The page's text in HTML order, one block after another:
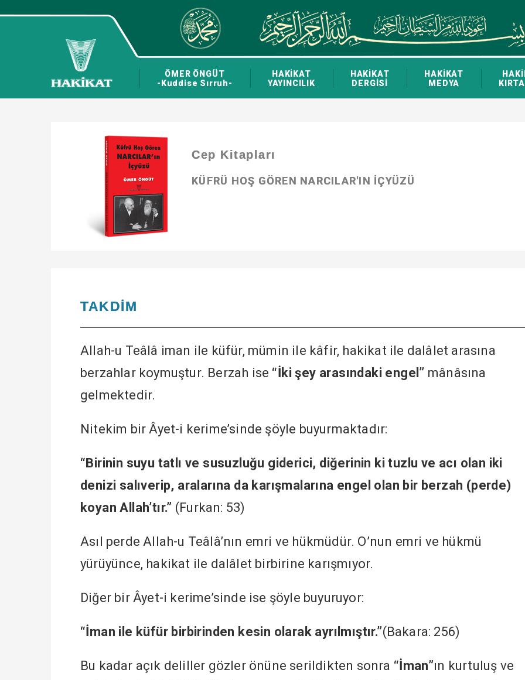
ÖMER ÖNGÜT
-Kuddise Sırruh-
HAKİKAT
YAYINCILIK
HAKİKAT
DERGİSİ
HAKİKAT
MEDYA
Cep Kitapları
KÜFRÜ HOŞ GÖREN NARCILAR'IN İÇYÜZÜ
TAKDİM
Allah-u Teâlâ iman ile küfür, mümin ile kâfir, hakikat ile dalâlet arasına
berzahlar koymuştur. Berzah ise “İki şey arasındaki engel” mânâsına
gelmektedir.
Nitekim bir Âyet-i kerime’sinde şöyle buyurmaktadır:
“Birinin suyu tatlı ve susuzluğu giderici, diğerinin ki tuzlu ve acı olan iki
denizi salıverip, aralarına da karışmalarına engel olan bir berzah (perde)
koyan Allah’tır.” (Furkan: 53)
Asıl perde Allah-u Teâlâ’nın emri ve hükmüdür. O’nun emri ve hükmü
yürüyünce, hakikat ile dalâlet birbirine karışmıyor.
Diğer bir Âyet-i kerime’sinde ise şöyle buyuruyor:
“İman ile küfür birbirinden kesin olarak ayrılmıştır.”(Bakara: 256)
Bu kadar açık deliller gözler önüne serildikten sonra “İman”ın kurtuluş ve